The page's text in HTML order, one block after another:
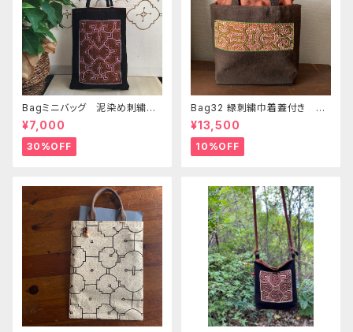
Bagミニバッグ 泥染め刺繍
20x28cm iPadケース お出
かけバッグ 先住民族 工芸
手刺繍 Shipibo bag 手仕事
¥7,000
30%OFF
Bag32 緑刺繍巾着蓋付き 持
ち手裏泥染め無地 巾着蓋奄
美大島の車輪梅色 シピボバッ
ク
¥13,500
10%OFF